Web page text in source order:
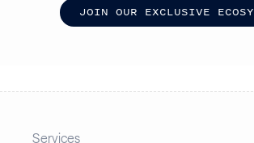
JOIN OUR EXCLUSIVE ECOSY
Services